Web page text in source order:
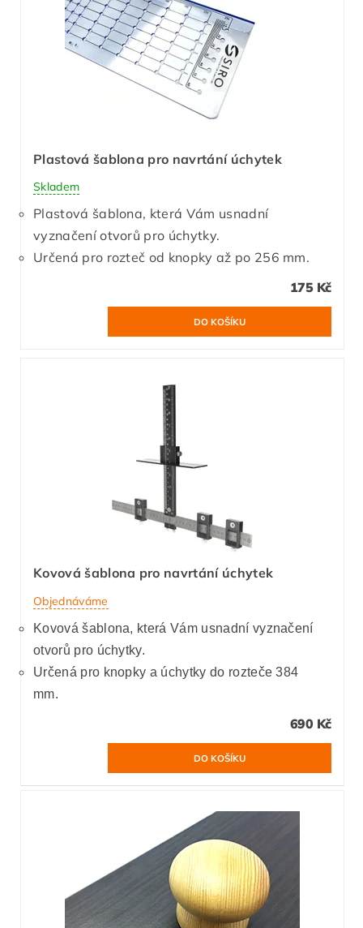
Plastová šablona pro navrtání úchytek
Skladem
Plastová šablona, která Vám usnadní
vyznačení otvorů pro úchytky.
Určená pro rozteč od knopky až po 256 mm.
175 Kč
Kovová šablona pro navrtání úchytek
Objednáváme
Kovová šablona, která Vám usnadní vyznačení
otvorů pro úchytky.
Určená pro knopky a úchytky do rozteče 384
mm.
690 Kč